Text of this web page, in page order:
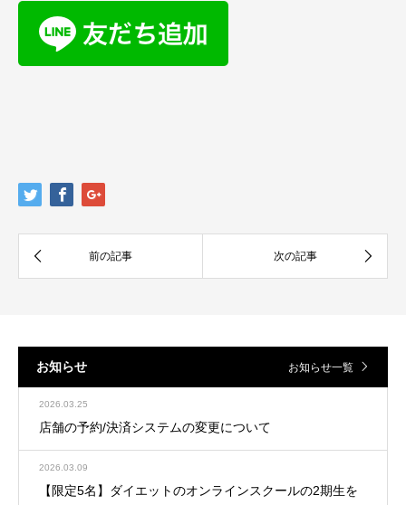
お知らせ お知らせ一覧
2026.03.25
店舗の予約/決済システムの変更について
2026.03.09
【限定5名】ダイエットのオンラインスクールの2期生を